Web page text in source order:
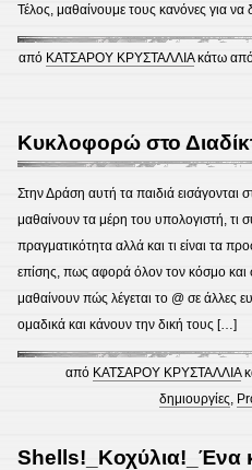
Τέλος, μαθαίνουμε τους κανόνες για να
από ΚΑΤΣΑΡΟΥ ΚΡΥΣΤΑΛΛΙΑκάτω
Κυκλοφορώ στο
Στην Δράση αυτή τα παιδιά εισάγονται
μαθαίνουν τα μέρη του υπολογιστή, τι
πραγματικότητα αλλά και τι είναι τα
επίσης, πως αφορά όλον τον κόσμο και
μαθαίνουν πώς λέγεται το @ σε άλλες
ομαδικά και κάνουν την δική τους […]
από ΚΑΤΣΑΡΟΥ ΚΡΥΣΤΑΛΛΙΑ
δημιουργίες,
Shells!_Κοχύλια!_Ένα